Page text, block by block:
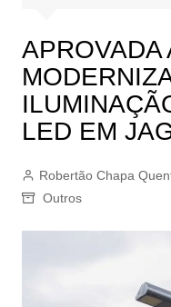
APROVADA
LED EM
Robertão Chapa
Outros